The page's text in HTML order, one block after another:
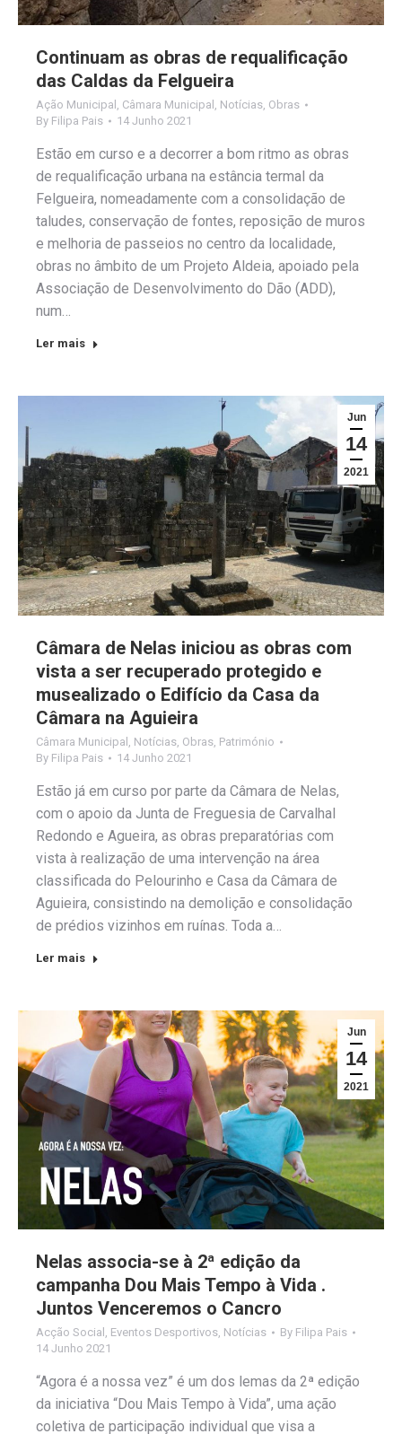
Continuam as obras de requalificação
das Caldas da Felgueira
Ação Municipal , Câmara Municipal , Notícias, Obras
By Filipa Pais 14 Junho 2021
Estão em curso e a decorrer a bom ritmo as obras
de requalificação urbana na estância termal da
Felgueira, nomeadamente com a consolidação de
taludes, conservação de fontes, reposição de muros
e melhoria de passeios no centro da localidade,
obras no âmbito de um Projeto Aldeia, apoiado pela
Associação de Desenvolvimento do Dão (ADD),
num…
Ler mais
Jun
14
2021
Câmara de Nelas iniciou as obras com
vista a ser recuperado protegido e
musealizado o Edifício da Casa da
Câmara na Aguieira
Câmara Municipal Notícias Obras Património
By Filipa Pais 14 Junho 2021
Estão já em curso por parte da Câmara de Nelas,
com o apoio da Junta de Freguesia de Carvalhal
Redondo e Agueira, as obras preparatórias com
vista à realização de uma intervenção na área
classificada do Pelourinho e Casa da Câmara de
Aguieira, consistindo na demolição e consolidação
de prédios vizinhos em ruínas. Toda a…
Ler mais
Jun
14
2021
Nelas associa-se à 2ª edição da
campanha Dou Mais Tempo à Vida .
Juntos Venceremos o Cancro
Acção Social Eventos Desportivos Notícias By Filipa Pais
14 Junho 2021
“Agora é a nossa vez” é um dos lemas da 2ª edição
da iniciativa “Dou Mais Tempo à Vida”, uma ação
coletiva de participação individual que visa a